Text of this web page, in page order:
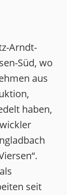
Arndt-
Süd, wo
aus
haben,
seit